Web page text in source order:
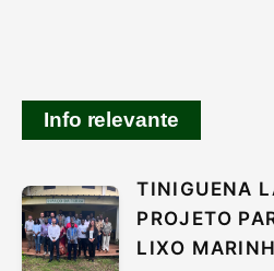
Info relevante
TINIGUENA
PROJETO
LIXO